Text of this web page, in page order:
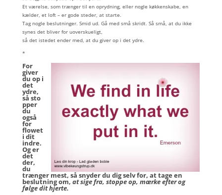
Et værelse, som trænger til en oprydning, eller nogle køkkenskabe, en
kælder, et loft – er gode steder, at starte.
Tag nogle beslutninger. Smid ud. Gå med små skridt. Så små, at du ikke
synes det bliver for uoverskueligt,
så det istedet ender med, at du giver op i det ydre.
*
For
giver
du op i
det
ydre,
så sto
pper
du
også
for
flowet
i dit
indre.
Og er
det
der,
du
trænger mest, så snyder du dig selv for, at tage en
beslutning om, at sige fra, stoppe op, mærke efter og
følge dit hjerte.